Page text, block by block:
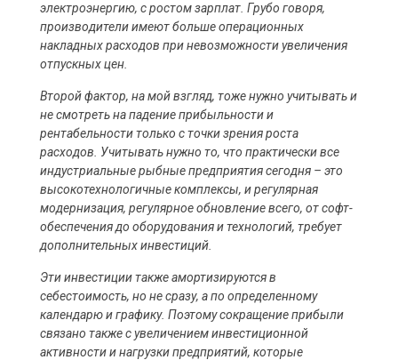
электроэнергию, с ростом зарплат. Грубо говоря,
производители имеют больше операционных
накладных расходов при невозможности увеличения
отпускных цен.
Второй фактор, на мой взгляд, тоже нужно учитывать и
не смотреть на падение прибыльности и
рентабельности только с точки зрения роста
расходов. Учитывать нужно то, что практически все
индустриальные рыбные предприятия сегодня – это
высокотехнологичные комплексы, и регулярная
модернизация, регулярное обновление всего, от софт-
обеспечения до оборудования и технологий, требует
дополнительных инвестиций.
Эти инвестиции также амортизируются в
себестоимость, но не сразу, а по определенному
календарю и графику. Поэтому сокращение прибыли
связано также с увеличением инвестиционной
активности и нагрузки предприятий, которые